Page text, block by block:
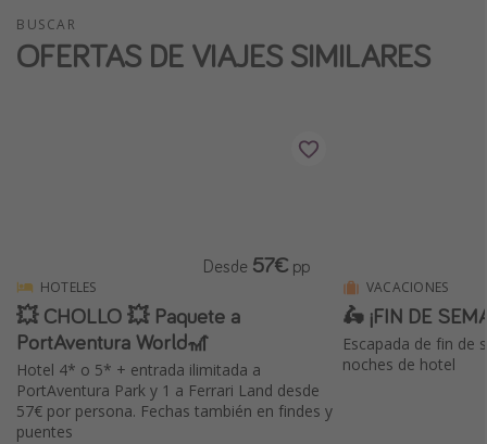
BUSCAR
OFERTAS DE VIAJES SIMILARES
HOTELES
💥 CHOLLO 💥 Paquete a
PortAventura World🎢
Hotel 4* o 5* + entrada ilimitada a
PortAventura Park y 1 a Ferrari Land desde
57€ por persona. Fechas también en findes y
puentes
Desde 57€ pp
VACACIONES
🛵 ¡FIN DE
Escapada de fin de
noches de hotel